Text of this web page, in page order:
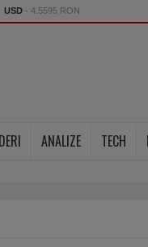
USD - 4.5595 RON
ANALIZE TECH